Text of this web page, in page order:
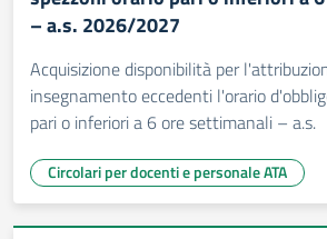
– a.s. 2026/2027
Acquisizione disponibilità per
insegnamento eccedenti l'orario
pari o inferiori a 6 ore settimanali – a.s.
Circolari per docenti e personale ATA